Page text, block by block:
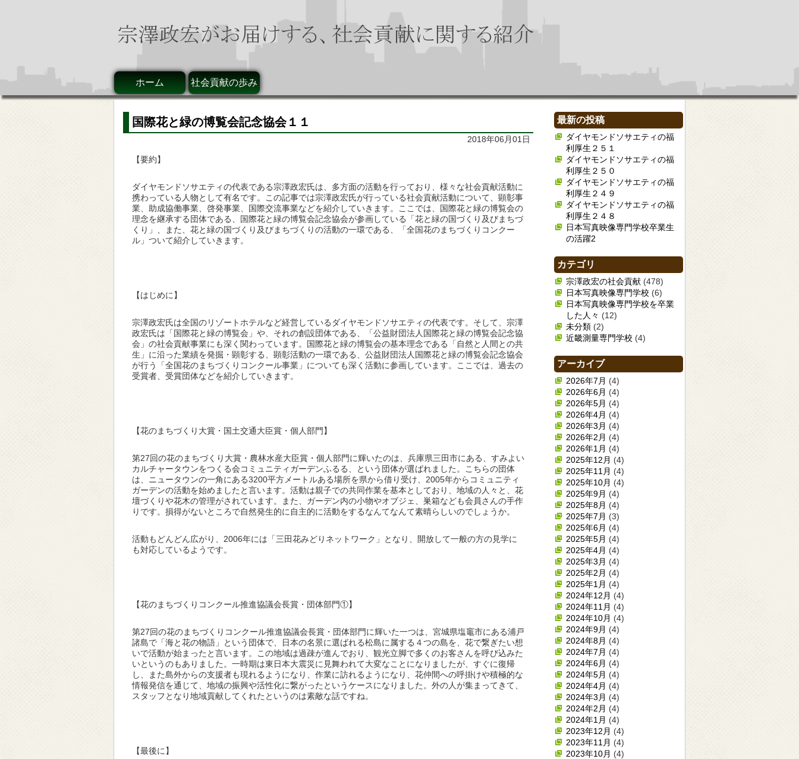
ホーム 社会貢献の歩み
国際花と緑の博覧会記念協会１１
2018年06月01日
【要約】
ダイヤモンドソサエティの代表である宗澤政宏氏は、多方面の活動を行っており、様々な社会貢献活動に
携わっている人物として有名です。この記事では宗澤政宏氏が行っている社会貢献活動について、顕彰事
業、助成協働事業、啓発事業、国際交流事業などを紹介していきます。ここでは、国際花と緑の博覧会の
理念を継承する団体である、国際花と緑の博覧会記念協会が参画している「花と緑の国づくり及びまちづ
くり」、また、花と緑の国づくり及びまちづくりの活動の一環である、「全国花のまちづくりコンクー
ル」ついて紹介していきます。
【はじめに】
宗澤政宏氏は全国のリゾートホテルなど経営しているダイヤモンドソサエティの代表です。そして、宗澤
政宏氏は「国際花と緑の博覧会」や、それの創設団体である、「公益財団法人国際花と緑の博覧会記念協
会」の社会貢献事業にも深く関わっています。国際花と緑の博覧会の基本理念である「自然と人間との共
生」に沿った業績を発掘・顕彰する、顕彰活動の一環である、公益財団法人国際花と緑の博覧会記念協会
が行う「全国花のまちづくりコンクール事業」についても深く活動に参画しています。ここでは、過去の
受賞者、受賞団体などを紹介していきます。
【花のまちづくり大賞・国土交通大臣賞・個人部門】
第27回の花のまちづくり大賞・農林水産大臣賞・個人部門に輝いたのは、兵庫県三田市にある、すみよい
カルチャータウンをつくる会コミュニティガーデンふるる、という団体が選ばれました。こちらの団体
は、ニュータウンの一角にある3200平方メートルある場所を県から借り受け、2005年からコミュニティ
ガーデンの活動を始めましたと言います。活動は親子での共同作業を基本としており、地域の人々と、花
壇づくりや花木の管理がされています。また、ガーデン内の小物やオブジェ、巣箱なども会員さんの手作
りです。損得がないところで自然発生的に自主的に活動をするなんてなんて素晴らしいのでしょうか。
活動もどんどん広がり、2006年には「三田花みどりネットワーク」となり、開放して一般の方の見学に
も対応しているようです。
【花のまちづくりコンクール推進協議会長賞・団体部門①】
第27回の花のまちづくりコンクール推進協議会長賞・団体部門に輝いた一つは、宮城県塩竈市にある浦戸
諸島で「海と花の物語」という団体で、日本の名景に選ばれる松島に属する４つの島を、花で繋ぎたい想
いで活動が始まったと言います。この地域は過疎が進んでおり、観光立脚で多くのお客さんを呼び込みた
いというのもありました。一時期は東日本大震災に見舞われて大変なことになりましたが、すぐに復帰
し、また島外からの支援者も現れるようになり、作業に訪れるようになり、花仲間への呼掛けや積極的な
情報発信を通じて、地域の振興や活性化に繋がったというケースになりました。外の人が集まってきて、
スタッフとなり地域貢献してくれたというのは素敵な話ですね。
【最後に】
最新の投稿
ダイヤモンドソサエティの福
利厚生２５１
ダイヤモンドソサエティの福
利厚生２５０
ダイヤモンドソサエティの福
利厚生２４９
ダイヤモンドソサエティの福
利厚生２４８
日本写真映像専門学校卒業生
の活躍2
カテゴリ
宗澤政宏の社会貢献 (478)
日本写真映像専門学校 (6)
日本写真映像専門学校を卒業
した人々 (12)
未分類 (2)
近畿測量専門学校 (4)
アーカイブ
2026年7月 (4)
2026年6月 (4)
2026年5月 (4)
2026年4月 (4)
2026年3月 (4)
2026年2月 (4)
2026年1月 (4)
2025年12月 (4)
2025年11月 (4)
2025年10月 (4)
2025年9月 (4)
2025年8月 (4)
2025年7月 (3)
2025年6月 (4)
2025年5月 (4)
2025年4月 (4)
2025年3月 (4)
2025年2月 (4)
2025年1月 (4)
2024年12月 (4)
2024年11月 (4)
2024年10月 (4)
2024年9月 (4)
2024年8月 (4)
2024年7月 (4)
2024年6月 (4)
2024年5月 (4)
2024年4月 (4)
2024年3月 (4)
2024年2月 (4)
2024年1月 (4)
2023年12月 (4)
2023年11月 (4)
2023年10月 (4)